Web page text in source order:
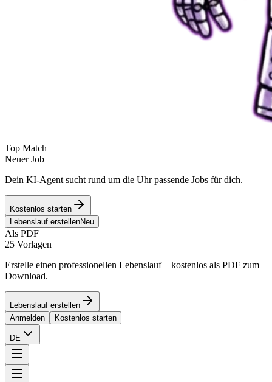
Top Match
Neuer Job
Dein KI-Agent sucht rund um die Uhr passende Jobs für dich.
Kostenlos starten
Lebenslauf erstellenNeu
Als PDF
25 Vorlagen
Erstelle einen professionellen Lebenslauf – kostenlos als PDF zum
Download.
Lebenslauf erstellen
Anmelden
Kostenlos starten
DE